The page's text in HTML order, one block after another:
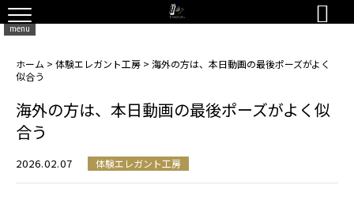
menu

ホーム > 体験エレガント工房 > 海外の方は、本日動画の最後ポーズがよく
似合う
海外の方は、本日動画の最後ポーズがよく似
合う
2026.02.07 体験エレガント工房